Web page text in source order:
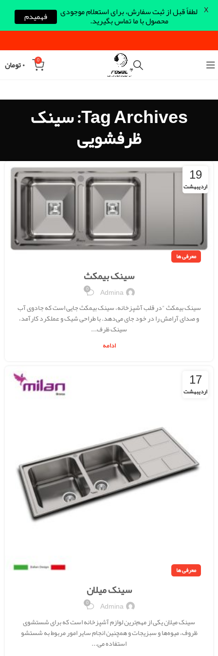
0 ۰تومان
Tag Archives: سینک
ظرفشویی
19
اردیبهشت
معرفی ها
سینک بیمکث
Admina
0
سینک بیمکث "در قلب آشپزخانه، سینک بیمکث جایی است که جادوی آب
و صدای آرامش را در خود جای می‌دهد. با طراحی شیک و عملکرد کارآمد،
سینک ظرف...
ادامه
17
اردیبهشت
معرفی ها
سینک میلان
Admina
0
سینک میلان یکی از مهم‌ترین لوازم آشپزخانه است که برای شستشوی
ظروف، میوه‌ها و سبزیجات و همچنین انجام سایر امور مربوط به شستشو
استفاده می...
لطفاً قبل از ثبت سفارش، برای استعلام موجودی
محصول با ما تماس بگیرید. فهمیدم X